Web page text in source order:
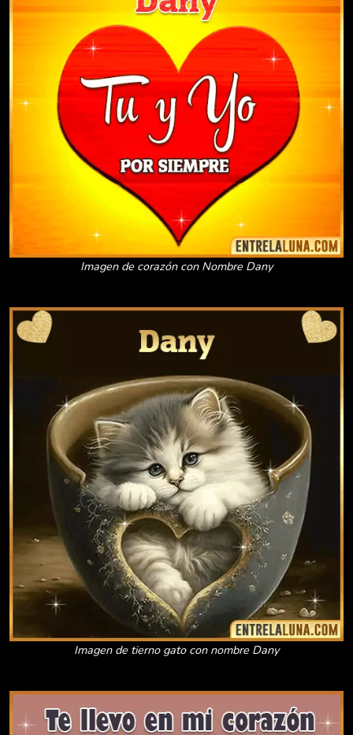
Imagen de corazón con Nombre Dany
Imagen de tierno gato con nombre Dany